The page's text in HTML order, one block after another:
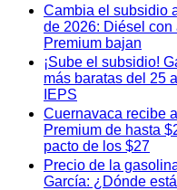
Cambia el subsidio
de 2026: Diésel
Premium bajan
¡Sube el subsidio!
más baratas del 25
IEPS
Cuernavaca recibe
Premium de hasta
pacto de los $27
Precio de la
García: ¿Dónde